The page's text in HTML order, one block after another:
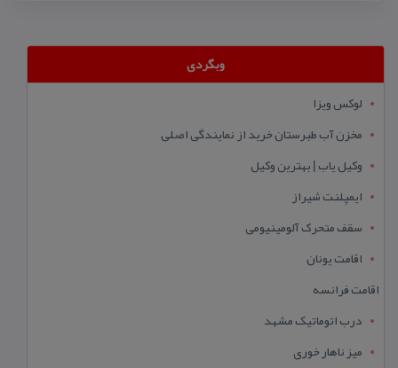
وبگردی
لوکس ویزا
مخزن آب طبرستان خرید از نمایندگی اصلی
وکیل یاب | بهترین وکیل
ایمپلنت شیراز
سقف متحرک آلومینیومی
اقامت یونان
اقامت فرانسه
درب اتوماتیک مشهد
میز ناهار خوری